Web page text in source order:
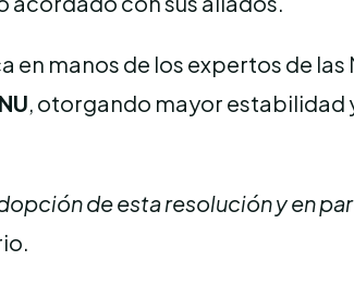
en manos de los expertos de las
, otorgando mayor estabilidad
de esta resolución y en